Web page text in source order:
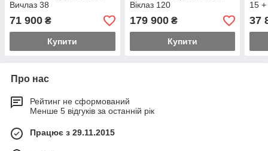
Вичлаз 38
71 900 ₴
Купити
Віклаз 120
179 900₴
Купити
15
37
Про нас
Рейтинг не сформований
Менше 5 відгуків за останній рік
Працює з 29.11.2015